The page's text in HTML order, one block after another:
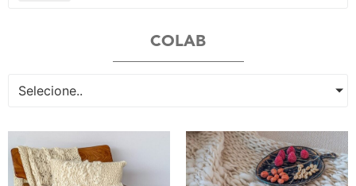
COLAB
Selecione..